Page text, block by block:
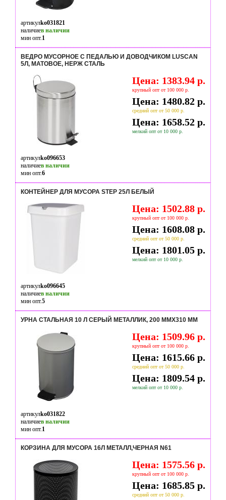
артикулko031821
наличиев наличии
мин опт.1
ВЕДРО МУСОРНОЕ С ПЕДАЛЬЮ И ДОВОДЧИКОМ LUSCAN
5Л, МАТОВОЕ, НЕРЖ СТАЛЬ
Цена: 1383.94 р.
крупный опт от 100 000 р.
Цена: 1480.82 р.
средний опт от 50 000 р.
Цена: 1658.52 р.
мелкий опт от 10 000 р.
артикулko096653
наличиев наличии
мин опт.6
КОНТЕЙНЕР ДЛЯ МУСОРА STEP 25Л БЕЛЫЙ
Цена: 1502.88 р.
крупный опт от 100 000 р.
Цена: 1608.08 р.
средний опт от 50 000 р.
Цена: 1801.05 р.
мелкий опт от 10 000 р.
артикулko096645
наличиев наличии
мин опт.5
УРНА СТАЛЬНАЯ 10 Л СЕРЫЙ МЕТАЛЛИК, 200 ММX310 ММ
Цена: 1509.96 р.
крупный опт от 100 000 р.
Цена: 1615.66 р.
средний опт от 50 000 р.
Цена: 1809.54 р.
мелкий опт от 10 000 р.
артикулko031822
наличиев наличии
мин опт.1
КОРЗИНА ДЛЯ МУСОРА 16Л МЕТАЛЛ,ЧЕРНАЯ N61
Цена: 1575.56 р.
крупный опт от 100 000 р.
Цена: 1685.85 р.
средний опт от 50 000 р.